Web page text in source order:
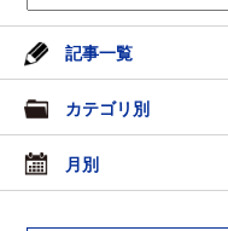
記事一覧
カテゴリ別
月別